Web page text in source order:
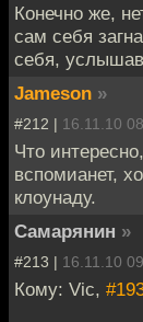
Конечно же,
сам себя
себя,
Jameson »
#212 | 16.11.10
Что
вспомианет,
клоунаду.
Самарянин »
#213 | 16.11.10
Кому: Vic,